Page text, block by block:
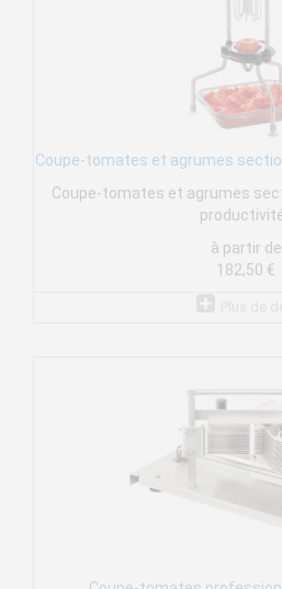
Coupe-tomates et agrumes
Coupe-tomates et agrumes
à partir de
182,50 €